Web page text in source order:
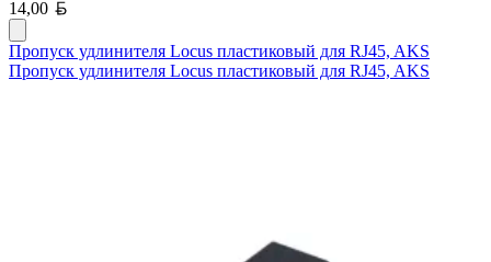
14,00
Пропуск удлинителя Locus пластиковый для RJ45, AKS
Пропуск удлинителя Locus пластиковый для RJ45, AKS